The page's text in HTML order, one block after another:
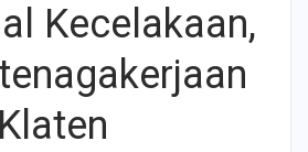
Kecelakaan,